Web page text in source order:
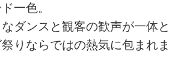
一色。
ダンスと観客の歓声が一体と
りならではの熱気に包まれま